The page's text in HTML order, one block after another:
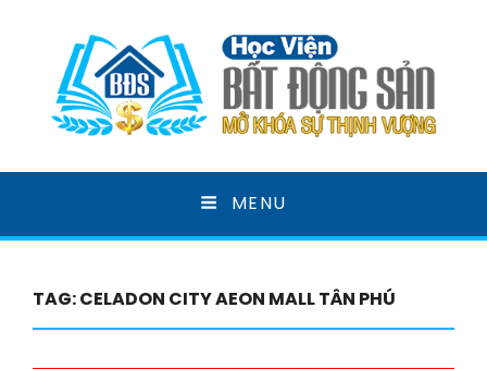
HỌC VIỆN BẤT ĐỘNG
SẢN
MENU
TAG:CELADON CITY AEON MALL TÂN PHÚ